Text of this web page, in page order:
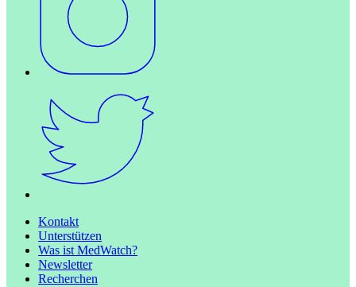
Kontakt
Unterstützen
Was ist MedWatch?
Newsletter
Recherchen